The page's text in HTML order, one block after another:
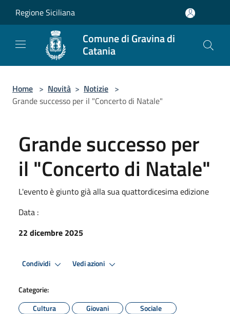
Regione Siciliana
Comune di Gravina di
Catania
Home > Novità > Notizie >
Grande successo per il "Concerto di Natale"
Grande successo per
il "Concerto di Natale"
L'evento è giunto già alla sua quattordicesima edizione
Data :
22 dicembre 2025
Condividi Vedi azioni
Categorie:
Cultura
Giovani
Sociale